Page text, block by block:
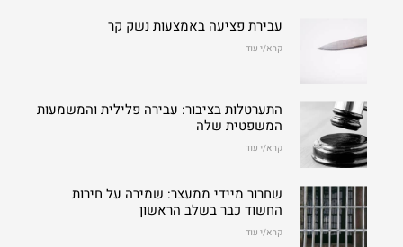
עבירת פציעה באמצעות נשק קר
קרא/י עוד
התערטלות בציבור: עבירה פלילית והמשמעות
המשפטית שלה
קרא/י עוד
שחרור מיידי ממעצר: שמירה על חירות
החשוד כבר בשלב הראשון
קרא/י עוד